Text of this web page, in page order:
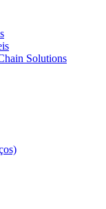
Solutions